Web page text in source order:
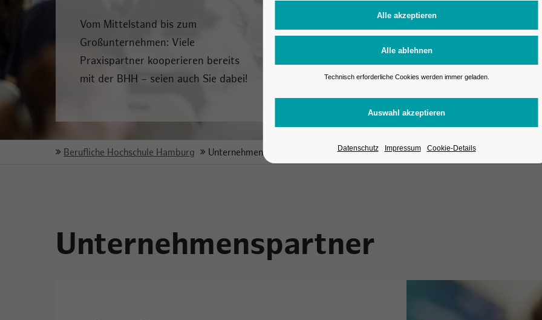
Vom Mittelstand bis zum
Großunternehmen: Viele
Praxispartner kooperieren bereits
mit der BHH – seien auch Sie dabei!
Berufliche Hochschule Hamburg Unternehmenspartner
Unternehmenspartner
Technisch erforderliche Cookies werden immer geladen.
Datenschutz Impressum Cookie-Details